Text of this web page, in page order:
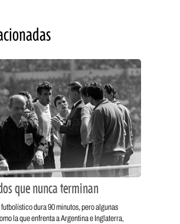
que nunca terminan
dura 90 minutos, pero algunas
la que enfrenta a Argentina e Inglaterra,